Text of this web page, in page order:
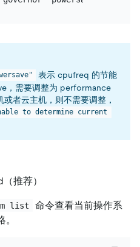
表示 cpufreq 的节能
，需要调整为 performance
者云主机，则不需要调整，
to determine current
推荐）
list
命令查看当前操作系